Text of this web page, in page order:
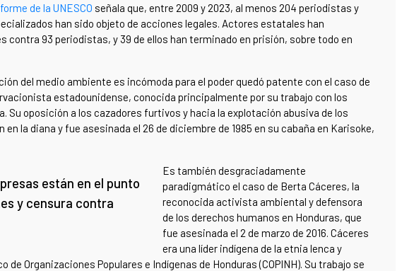
de la UNESCO señala que, entre 2009 y 2023, al menos 204 periodistas y
han sido objeto de acciones legales. Actores estatales han
contra 93 periodistas, y 39 de ellos han terminado en prisión, sobre todo en
del medio ambiente es incómoda para el poder quedó patente con el caso de
estadounidense, conocida principalmente por su trabajo con los
Su oposición a los cazadores furtivos y hacia la explotación abusiva de los
la diana y fue asesinada el 26 de diciembre de 1985 en su cabaña en Karisoke,
están en el punto
y censura contra
Es también desgraciadamente
paradigmático el caso de Berta Cáceres, la
reconocida activista ambiental y defensora
de los derechos humanos en Honduras, que
fue asesinada el 2 de marzo de 2016. Cáceres
era una líder indígena de la etnia lenca y
de Organizaciones Populares e Indígenas de Honduras (COPINH). Su trabajo se